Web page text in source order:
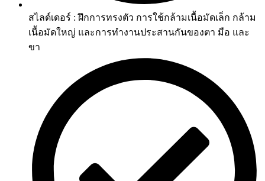
สไลด์เดอร์ : ฝึกการทรงตัว การใช้กล้ามเนื้อมัดเล็ก กล้าม
เนื้อมัดใหญ่ และการทำงานประสานกันของตา มือ และ
ขา